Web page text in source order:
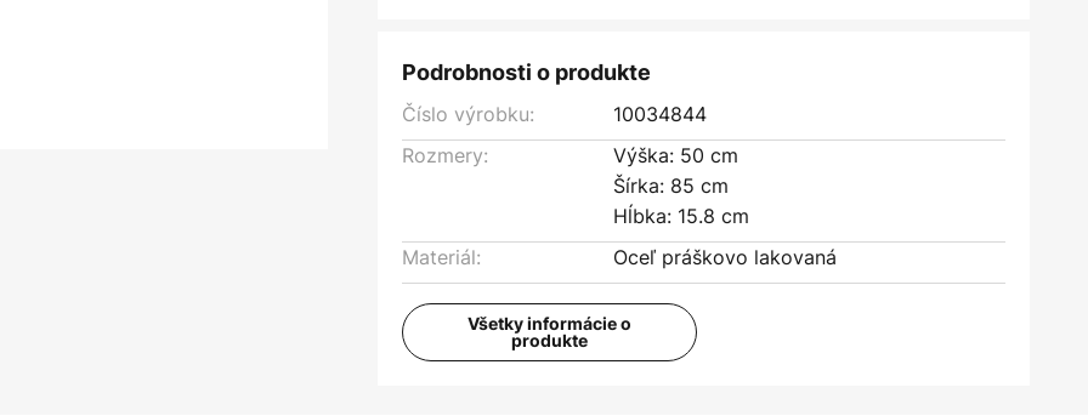
Podrobnosti o produkte
Číslo výrobku:
10034844
Rozmery:
Výška: 50 cm
Šírka: 85 cm
Hĺbka: 15.8 cm
Materiál:
Oceľ práškovo lakovaná
Všetky informácie o
produkte